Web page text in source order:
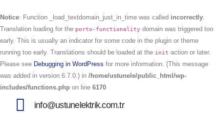
Notice: Function _load_textdomain_just_in_time was called incorrectly.
Translation loading for the porto-functionality domain was triggered too
early. This is usually an indicator for some code in the plugin or theme
running too early. Translations should be loaded at the init action or later.
Please see Debugging in WordPress for more information. (This message
was added in version 6.7.0.) in /home/ustunele/public_html/wp-
includes/functions.php on line 6170
info@ustunelektrik.com.tr